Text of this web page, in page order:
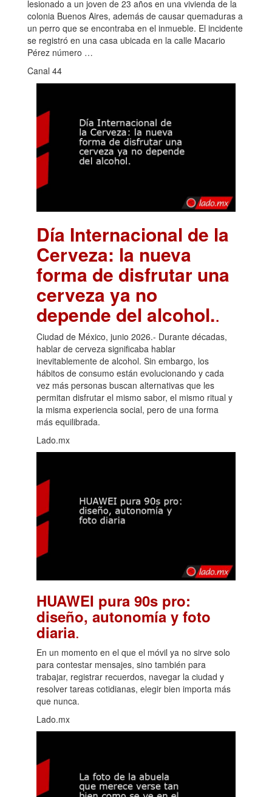
lesionado a un joven de 23 años en una vivienda de la
colonia Buenos Aires, además de causar quemaduras a
un perro que se encontraba en el inmueble. El incidente
se registró en una casa ubicada en la calle Macario
Pérez número …
Canal 44
Día Internacional de la
Cerveza: la nueva
forma de disfrutar una
cerveza ya no
depende del alcohol..
Ciudad de México, junio 2026.- Durante décadas,
hablar de cerveza significaba hablar
inevitablemente de alcohol. Sin embargo, los
hábitos de consumo están evolucionando y cada
vez más personas buscan alternativas que les
permitan disfrutar el mismo sabor, el mismo ritual y
la misma experiencia social, pero de una forma
más equilibrada.
Lado.mx
HUAWEI pura 90s pro:
diseño, autonomía y foto
diaria.
En un momento en el que el móvil ya no sirve solo
para contestar mensajes, sino también para
trabajar, registrar recuerdos, navegar la ciudad y
resolver tareas cotidianas, elegir bien importa más
que nunca.
Lado.mx